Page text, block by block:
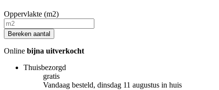
Oppervlakte (m2)
Bereken aantal
Online bijna uitverkocht
Thuisbezorgd
gratis
Vandaag besteld, dinsdag 11 augustus in huis